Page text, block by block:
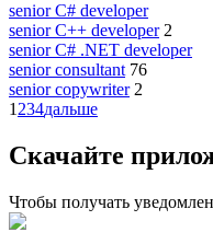
senior C# developer
senior C++ developer 2
senior C# .NET developer
senior consultant 76
senior copywriter 2
1 234дальше
Скачайте
Чтобы получать